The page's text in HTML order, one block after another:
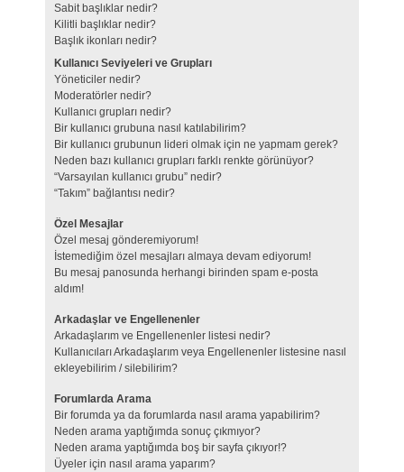
Sabit başlıklar nedir?
Kilitli başlıklar nedir?
Başlık ikonları nedir?
Kullanıcı Seviyeleri ve Grupları
Yöneticiler nedir?
Moderatörler nedir?
Kullanıcı grupları nedir?
Bir kullanıcı grubuna nasıl katılabilirim?
Bir kullanıcı grubunun lideri olmak için ne yapmam gerek?
Neden bazı kullanıcı grupları farklı renkte görünüyor?
“Varsayılan kullanıcı grubu” nedir?
“Takım” bağlantısı nedir?
Özel Mesajlar
Özel mesaj gönderemiyorum!
İstemediğim özel mesajları almaya devam ediyorum!
Bu mesaj panosunda herhangi birinden spam e-posta
aldım!
Arkadaşlar ve Engellenenler
Arkadaşlarım ve Engellenenler listesi nedir?
Kullanıcıları Arkadaşlarım veya Engellenenler listesine nasıl
ekleyebilirim / silebilirim?
Forumlarda Arama
Bir forumda ya da forumlarda nasıl arama yapabilirim?
Neden arama yaptığımda sonuç çıkmıyor?
Neden arama yaptığımda boş bir sayfa çıkıyor!?
Üyeler için nasıl arama yaparım?